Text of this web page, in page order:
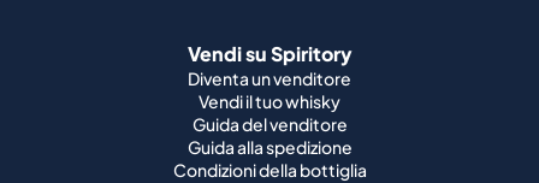
Vendi su Spiritory
Diventa un venditore
Vendi il tuo whisky
Guida del venditore
Guida alla spedizione
Condizioni della bottiglia